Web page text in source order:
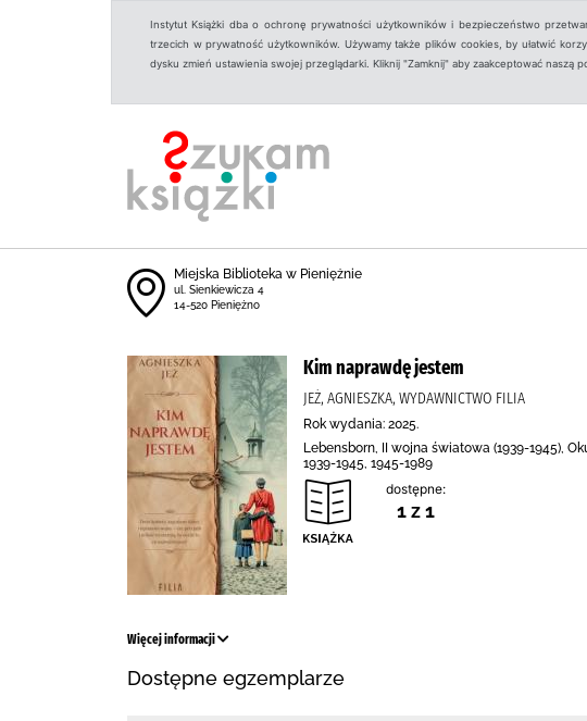
Instytut Książki dba o ochronę prywatności użytkowników i bezpieczeństwo
trzecich w prywatność użytkowników. Używamy także plików cookies, by ułatwić
dysku zmień ustawienia swojej przeglądarki. Kliknij "Zamknij" aby zaakceptować naszą
Miejska Biblioteka w Pieniężnie
ul. Sienkiewicza 4
14-520 Pieniężno
Kim naprawdę jestem
JEŻ, AGNIESZKA, WYDAWNICTWO FILIA
Rok wydania: 2025.
Lebensborn, II wojna światowa (1939-1945),
1939-1945, 1945-1989
dostępne:
1 z 1
Więcej informacji
Dostępne egzemplarze